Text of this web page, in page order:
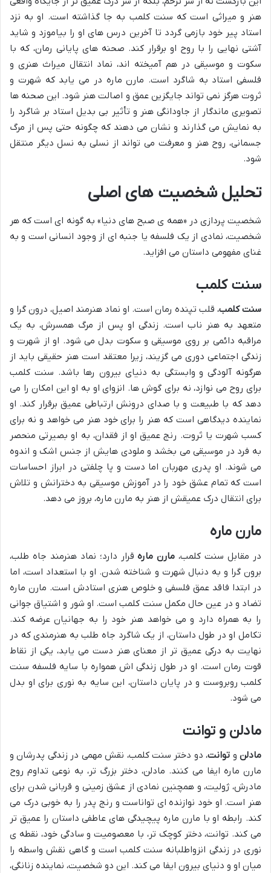
هنر و میراثی است که سنت کلمب به جا گذاشته است. او به نزد
استاد پیر خود بازمی گردد تا آخرین درس های او را بیاموزد و شاید
آشتی نهایی را با روح او برقرار کند. صحنه های پایانی رمان، که با
سکوت و موسیقی در هم آمیخته اند، نماد انتقال میراث هنری و
فلسفی استاد به شاگرد است. مارن ماره در می یابد که شهرت و
ثروت هرگز نمی تواند جایگزین عمق و اصالت هنر شود. این صحنه ها
تصویری ماندگار از جاودانگی هنر و تأثیر بی بدیل استاد بر شاگرد را
به نمایش می گذارند و نشان می دهند که چگونه حتی پس از مرگ
جسمانی، روح هنر و معرفت می تواند از نسلی به نسل دیگر منتقل
شود.
تحلیل شخصیت های اصلی
شخصیت پردازی در «همه ی صبح های دنیا» به گونه ای است که هر
شخصیت، نمادی از یک فلسفه یا جنبه ای از وجود انسانی است و به
غنای مفهومی داستان می افزاید.
سنت کلمب
سنت کلمب، قلب تپنده رمان است. او نماد هنرمند اصیل، درون گرا و
متعهد به هنر ناب است. زندگی او پس از مرگ همسرش، به یک
مراقبه دائمی بر روی موسیقی و سکوت بدل می شود. او از شهرت و
زندگی اجتماعی دوری می گزیند، زیرا معتقد است هنر حقیقی باید از
هرگونه آلودگی و وابستگی به دنیای بیرون رها باشد. سنت کلمب
برای روح می نوازد، نه برای گوش ها. انزوای او به او این امکان را می
دهد که با طبیعت و با صدای درونش ارتباطی عمیق برقرار کند. او
نماینده دیدگاهی است که هنر را برای خود هنر می خواهد و نه برای
کسب شهرت یا ثروت. رنج عمیق او از فقدان، به او بصیرتی منحصر
به فرد در موسیقی می بخشد و ملودی هایش از جنس اشک و اندوه
می شوند. او پدری مهربان اما دست و پا چلفتی در ابراز احساسات
است که تمام عشق خود را در آموزش موسیقی به دخترانش و تلاش
برای انتقال درک عمیقش از هنر به مارن ماره، بروز می دهد.
مارن ماره
در مقابل سنت کلمب، مارن مارهقرار دارد؛ نماد هنرمند جاه طلب،
برون گرا و به دنبال شهرت و شناخته شدن. او با استعداد است، اما
در ابتدا فاقد عمق فلسفی و خلوص هنری استادش است. مارن ماره
تضاد و در عین حال مکمل سنت کلمب است. او شور و اشتیاق جوانی
را به همراه دارد و می خواهد هنر خود را به جهانیان عرضه کند.
تکامل او در طول داستان، از یک شاگرد جاه طلب به هنرمندی که در
نهایت به درکی عمیق تر از معنای هنر دست می یابد، یکی از نقاط
قوت رمان است. او در طول زندگی اش همواره با سایه فلسفه سنت
کلمب روبروست و در پایان داستان، این سایه به نوری برای او بدل
می شود.
مادلن و توانت
مادلنو توانت، دو دختر سنت کلمب، نقش مهمی در زندگی پدرشان و
مارن ماره ایفا می کنند. مادلن، دختر بزرگ تر، به نوعی تداوم روح
مادرش، ژولیت، و همچنین نمادی از عشق زمینی و قربانی شدن برای
هنر است. او خود نوازنده ای تواناست و رنج پدر را به خوبی درک می
کند. رابطه او با مارن ماره پیچیدگی های عاطفی داستان را عمیق تر
می کند. توانت، دختر کوچک تر، با معصومیت و سادگی خود، نقطه ی
نوری در زندگی انزواطلبانه سنت کلمب است و گاهی نقش واسطه را
میان او و دنیای بیرون ایفا می کند. این دو شخصیت، نماینده زنانگی،